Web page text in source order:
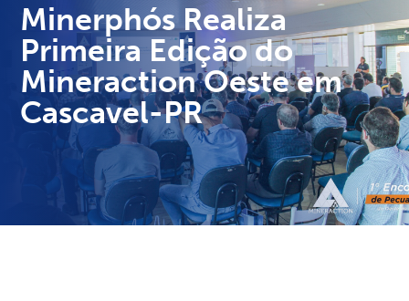
Minerphós Realiza
Primeira Edição do
Mineraction Oeste em
Cascavel-PR